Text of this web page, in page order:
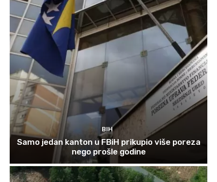
BIH
Samo jedan kanton u FBiH prikupio više poreza
nego prošle godine